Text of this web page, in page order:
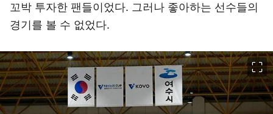
꼬박 투자한 팬들이었다. 그러나 좋아하는 선수들의
경기를 볼 수 없었다.